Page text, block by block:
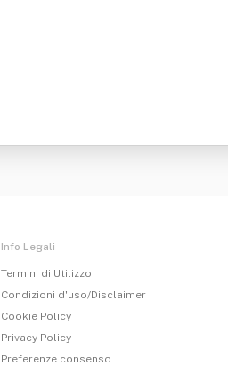
Info Legali
Termini di Utilizzo
Condizioni d'uso/Disclaimer
Cookie Policy
Privacy Policy
Preferenze consenso